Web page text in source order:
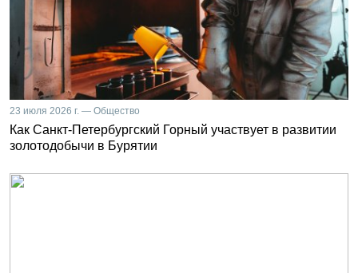
23 июля 2026 г. — Общество
Как Санкт-Петербургский Горный участвует в развитии
золотодобычи в Бурятии